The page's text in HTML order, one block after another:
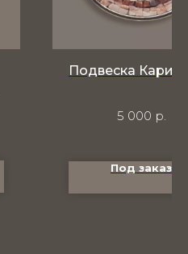
Подвеска Карий
5 000 р.
Под заказ